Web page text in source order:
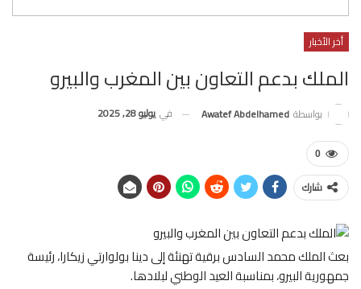
أخر الأخبار
الملك بدعم التعاون بين المغرب والبيرو
بواسطة Awatef Abdelhamed في يوليو 28, 2025
0
شارك
بعث الملك محمد السادس برقية تهنئة إلى دينا بولوارتي زيكارا، رئيسة
جمهورية البيرو، بمناسبة العيد الوطني لبلادها.